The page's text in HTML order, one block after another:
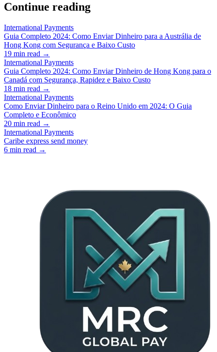
Continue reading
International Payments
Guia Completo 2024: Como Enviar Dinheiro para a Austrália de
Hong Kong com Segurança e Baixo Custo
19 min read →
International Payments
Guia Completo 2024: Como Enviar Dinheiro de Hong Kong para o
Canadá com Segurança, Rapidez e Baixo Custo
18 min read →
International Payments
Como Enviar Dinheiro para o Reino Unido em 2024: O Guia
Completo e Econômico
20 min read →
International Payments
Caribe express send money
6 min read →